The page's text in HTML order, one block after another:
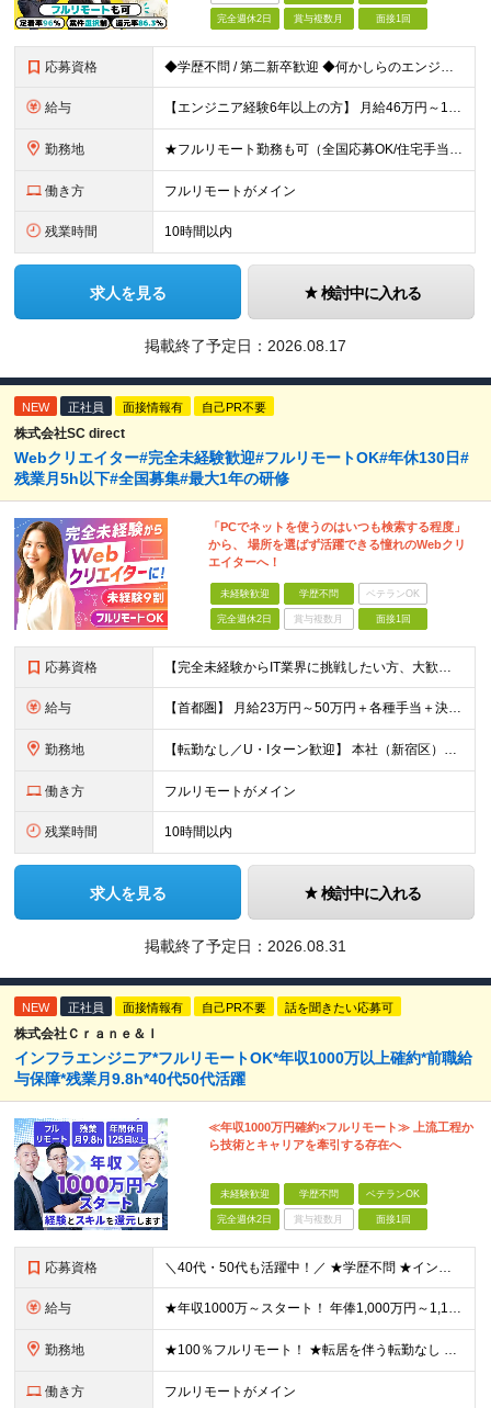
完全週休2日 賞与複数月 面接1回
応募資格 ◆学歴不問 / 第二新卒歓迎 ◆何かしらのエンジニア経験をお持ちの方 （言語・期間・フェーズ不問） 経験浅めの方も遠慮なくご応募ください！ ■入社前Q＆A ────── ◎実力に見合った報酬が手に
給与 【エンジニア経験6年以上の方】 月給46万円～100万円（固定残業代含む） ※上記月給には月30時間分の固定残業代（月8万7,400円～月19万円）を含む。超過分は全額支給。 【エンジニア経験4年以
勤務地 ★フルリモート勤務も可（全国応募OK/住宅手当を支給します） ※案件によって常駐が必要になる場合があります。 ※希望がない限り、転勤はありません ※U・Iターン歓迎 ★ルトラの社員は全国各地で活躍中
働き方 フルリモートがメイン
残業時間 10時間以内
求人を見る 検討中に入れる
掲載終了予定日： 2026.08.17
NEW 正社員 面接情報有 自己PR不要
株式会社SC direct
Webクリエイター#完全未経験歓迎#フルリモートOK#年休130日#
残業月5h以下#全国募集#最大1年の研修
「PCでネットを使うのはいつも検索する程度」
から、 場所を選ばず活躍できる憧れのWebクリ
エイターへ！
未経験歓迎 学歴不問 ベテランOK
完全週休2日 賞与複数月 面接1回
応募資格 【完全未経験からIT業界に挑戦したい方、大歓迎！】 ●応募年齢制限：34歳まで（若年層の長期キャリア形成を図るため） ★学歴不問・転職回数不問 ★第二新卒・社会人デビューOK 【こんな方を求めていま
給与 【首都圏】 月給23万円～50万円＋各種手当＋決算賞与 【大阪】 月給22万円～50万円＋各種手当＋決算賞与 【愛知】 月給21.5万円～50万円＋各種手当＋決算賞与 【福岡・宮城】 月給20万
勤務地 【転勤なし／U・Iターン歓迎】 本社（新宿区）、大阪支店、名古屋支店または東京都・神奈川県・千葉県・埼玉県・愛知県・大阪府・福岡県をはじめ、全国のプロジェクト先 ※ご希望を最大限考慮して配属先を決定
働き方 フルリモートがメイン
残業時間 10時間以内
求人を見る 検討中に入れる
掲載終了予定日： 2026.08.31
NEW 正社員 面接情報有 自己PR不要 話を聞きたい応募可
株式会社Ｃｒａｎｅ＆Ｉ
インフラエンジニア*フルリモートOK*年収1000万以上確約*前職給
与保障*残業月9.8h*40代50代活躍
≪年収1000万円確約×フルリモート≫ 上流工程か
ら技術とキャリアを牽引する存在へ
未経験歓迎 学歴不問 ベテランOK
完全週休2日 賞与複数月 面接1回
応募資格 ＼40代・50代も活躍中！／ ★学歴不問 ★インフラエンジニアの経験を5年以上お持ちの方 ≪こんな方にピッタリです！≫ ◎自身の市場価値を正当に評価してほしい ◎今より年収をアップさせたい ◎多彩な
給与 ★年収1000万～スタート！ 年俸1,000万円～1,162万8,000円（12分割） ※経験・スキルを考慮の上決定します ※上記金額には固定残業代（月30h分・158,400円～184,000円
勤務地 ★100％フルリモート！ ★転居を伴う転勤なし 本社またはプロジェクト先にて勤務いただきます！ ※プロジェクト先は一都三県及び23区内がメイン 【本社】 東京都新宿区神楽坂1-2 研究社英語センタ
働き方 フルリモートがメイン